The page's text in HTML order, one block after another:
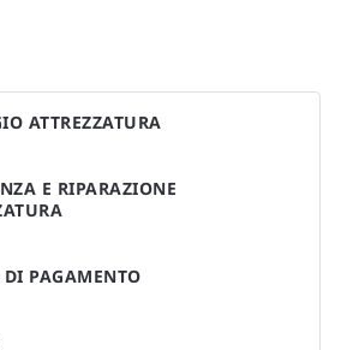
ATTREZZATURA
E RIPARAZIONE
PAGAMENTO